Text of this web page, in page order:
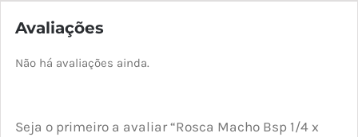
Avaliações
Não há avaliações ainda.
Seja o primeiro a avaliar “Rosca Macho Bsp 1/4 x